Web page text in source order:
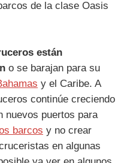
de la clase Oasis
están
o se barajan para su
y el Caribe. A
continúe creciendo
nuevos puertos para
barcos y no crear
en algunas